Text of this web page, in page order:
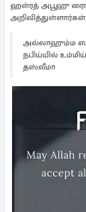
ஹள்ரத் அபூஹு
அல்லாஹும்ம
நபிய்யில்
தஸ்லீமா